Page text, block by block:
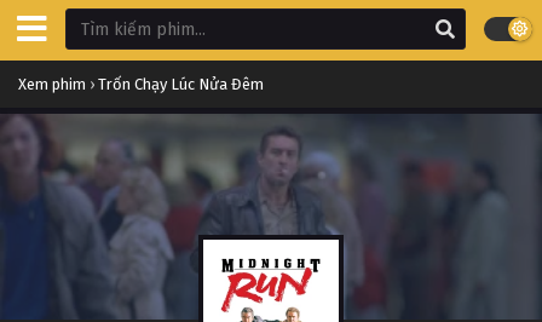
Xem phim › Trốn Chạy Lúc Nửa Đêm